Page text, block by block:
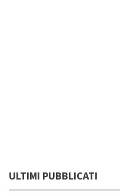
ULTIMI PUBBLICATI